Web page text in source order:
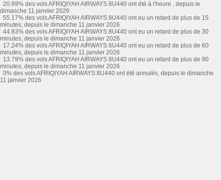
20.69% des vols AFRIQIYAH AIRWAYS 8U440 ont été à l'heure , depuis le
dimanche 11 janvier 2026
55.17% des vols AFRIQIYAH AIRWAYS 8U440 ont eu un retard de plus de 15
minutes, depuis le dimanche 11 janvier 2026
44.83% des vols AFRIQIYAH AIRWAYS 8U440 ont eu un retard de plus de 30
minutes, depuis le dimanche 11 janvier 2026
17.24% des vols AFRIQIYAH AIRWAYS 8U440 ont eu un retard de plus de 60
minutes, depuis le dimanche 11 janvier 2026
13.79% des vols AFRIQIYAH AIRWAYS 8U440 ont eu un retard de plus de 90
minutes, depuis le dimanche 11 janvier 2026
0% des vols AFRIQIYAH AIRWAYS 8U440 ont été annulés, depuis le dimanche
11 janvier 2026